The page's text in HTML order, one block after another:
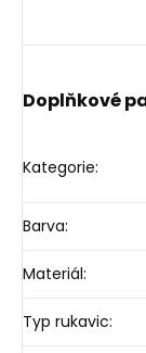
Doplňkové
Kategorie:
Barva:
Materiál:
Typ rukavic: